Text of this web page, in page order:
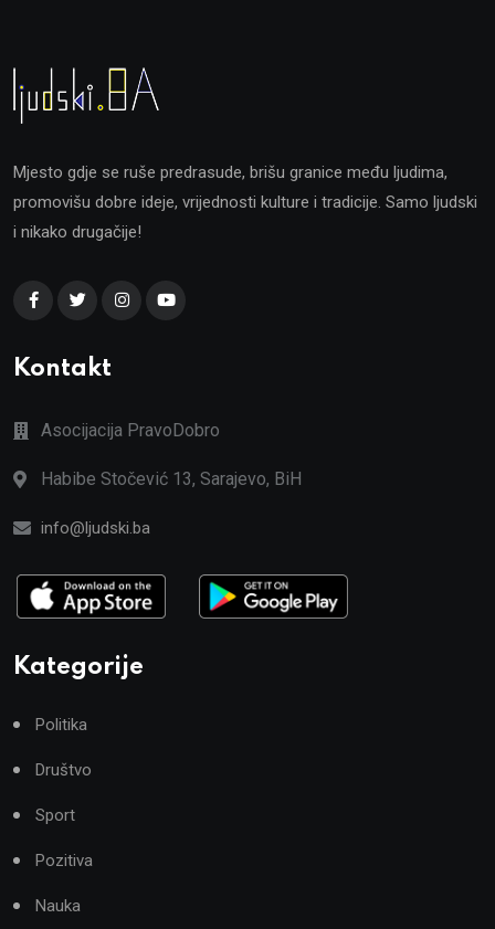
Mjesto gdje se ruše predrasude, brišu granice među ljudima,
promovišu dobre ideje, vrijednosti kulture i tradicije. Samo ljudski
i nikako drugačije!
Kontakt
Asocijacija PravoDobro
Habibe Stočević 13, Sarajevo, BiH
info@ljudski.ba
Kategorije
Politika
Društvo
Sport
Pozitiva
Nauka